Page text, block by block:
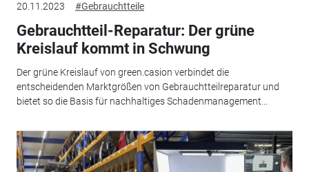
20.11.2023 #Gebrauchtteile
Gebrauchtteil-Reparatur: Der grüne
Kreislauf kommt in Schwung
Der grüne Kreislauf von green.casion verbindet die
entscheidenden Marktgrößen von Gebrauchtteilreparatur und
bietet so die Basis für nachhaltiges Schadenmanagement...